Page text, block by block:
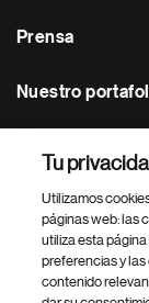
Prensa
Nuestro
Footer Site
Tu
Utilizamos
páginas web: las
utiliza esta
preferencias y
contenido